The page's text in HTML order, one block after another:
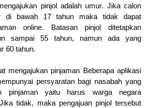
pinjol adalah umur. Jika calon
di bawah 17 tahun maka tidak dapat
online. Batasan pinjol ditetapkan
sampai 55 tahun, namun ada yang
60 tahun.
mengajukan pinjaman Beberapa aplikasi
persyaratan bagi nasabah yang
pinjaman yaitu harus warga negara
tidak, maka pengajuan pinjol tersebut